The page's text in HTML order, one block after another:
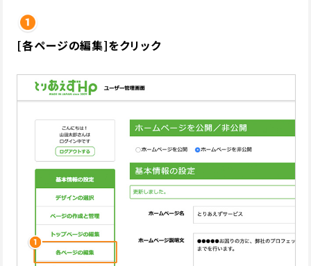
[各ページの編集]をクリック